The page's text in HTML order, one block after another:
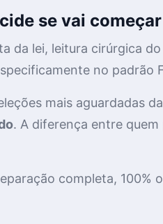
se vai
da lei, leitura cirúrgica
no padrão
mais aguardadas
. A diferença entre quem
completa, 100%